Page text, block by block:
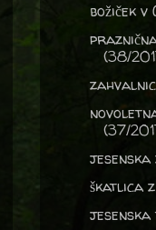
božiček v
(38/
(37/
jesenska
škatlica